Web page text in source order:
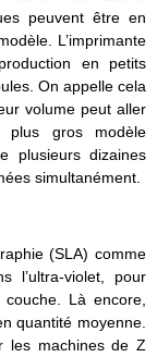
peuvent être en
L’imprimante
en petits
On appelle cela
volume peut aller
plus gros modèle
plusieurs dizaines
simultanément.
(SLA) comme
l’ultra-violet, pour
Là encore,
quantité moyenne.
les machines de Z